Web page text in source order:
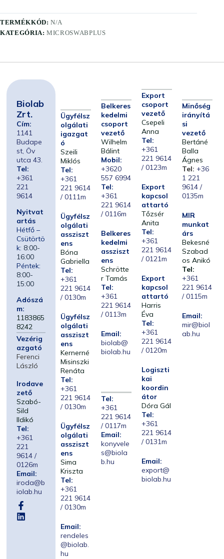
TERMÉKKÓD:N/A
KATEGÓRIA:MICROSWABPLUS
Biolab
Zrt.
Cím:
1141
Budape
st, Öv
utca 43.
Tel:
+361
221
9614
Nyitvat
artás
Hétfő –
Csütörtö
k: 8:00-
16:00
Péntek:
8:00-
15:00
Adószá
m:
1183865
8242
Vezérig
azgató
Ferenci
László
Irodave
zető
Szabó-
Sild
Ildikó
Tel:
+361
221
9614 /
0126m
Email:
iroda@b
iolab.hu
Ügyfélsz
olgálati
igazgat
ó
Szeili
Miklós
Tel:
+361
221 9614
/ 0111m
Ügyfélsz
olgálati
assziszt
ens
Bóna
Gabriella
Tel:
+361
221 9614
/ 0130m
Ügyfélsz
olgálati
assziszt
ens
Kernerné
Misinszki
Renáta
Tel:
+361
221 9614
/ 0130m
Ügyfélsz
olgálati
assziszt
ens
Sima
Kriszta
Tel:
+361
221 9614
/ 0130m
Email:
rendeles
@biolab.
hu
Belkeres
kedelmi
csoport
vezető
Wilhelm
Bálint
Mobil:
+3620
557 6994
Tel:
+361
221 9614
/ 0116m
Belkeres
kedelmi
assziszt
ens
Schrötte
r Tamás
Tel:
+361
221 9614
/ 0113m
Email:
biolab@
biolab.hu
Tel:
+361
221 9614
/ 0117m
Email:
konyvele
s@biola
b.hu
Export
csoport
vezető
Csepeli
Anna
Tel:
+361
221 9614
/ 0123m
Export
kapcsol
attartó
Tőzsér
Anita
Tel:
+361
221 9614
/ 0121m
Export
kapcsol
attartó
Harris
Éva
Tel:
+361
221 9614
/ 0120m
Logiszti
kai
koordin
átor
Dóra Gál
Tel:
+361
221 9614
/ 0131m
Email:
export@
biolab.hu
Minőség
irányítá
si
vezető
Bertáné
Balla
Ágnes
Tel: +36
1 221
9614 /
0135m
MIR
munkat
árs
Bekesné
Szabad
os Anikó
Tel:
+361
221 9614
/ 0115m
Email:
mir@biol
ab.hu